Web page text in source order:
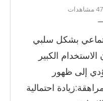
بشكل سلبي
الكبير
إلى ظهور
احتمالية